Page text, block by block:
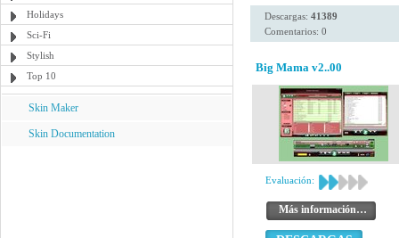
Holidays
Sci-Fi
Stylish
Top 10
Skin Maker
Skin Documentation
Descargas: 41389
Comentarios: 0
Big Mama v2..00
Evaluación:
Más información…